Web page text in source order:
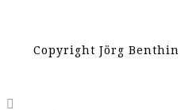
Copyright Jörg Benthin